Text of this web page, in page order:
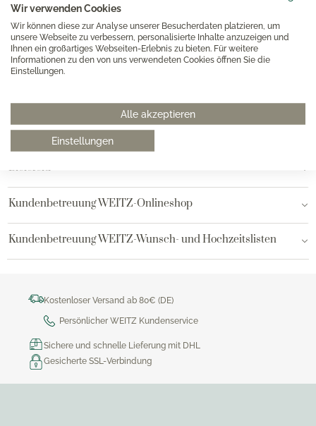
Wir verwenden Cookies
Wir können diese zur Analyse unserer Besucherdaten platzieren, um
unsere Webseite zu verbessern, personalisierte Inhalte anzuzeigen und
Ihnen ein großartiges Webseiten-Erlebnis zu bieten. Für weitere
Informationen zu den von uns verwendeten Cookies öffnen Sie die
Einstellungen.
Alle akzeptieren
Einstellungen
Unsere Häuser
Hannover
Hamburg AEZ
Bielefeld
Kundenbetreuung WEITZ-Onlineshop
Kundenbetreuung WEITZ-Wunsch- und Hochzeitslisten
Kostenloser Versand ab 80€ (DE)
Persönlicher WEITZ Kundenservice
Sichere und schnelle Lieferung mit DHL
Gesicherte SSL-Verbindung